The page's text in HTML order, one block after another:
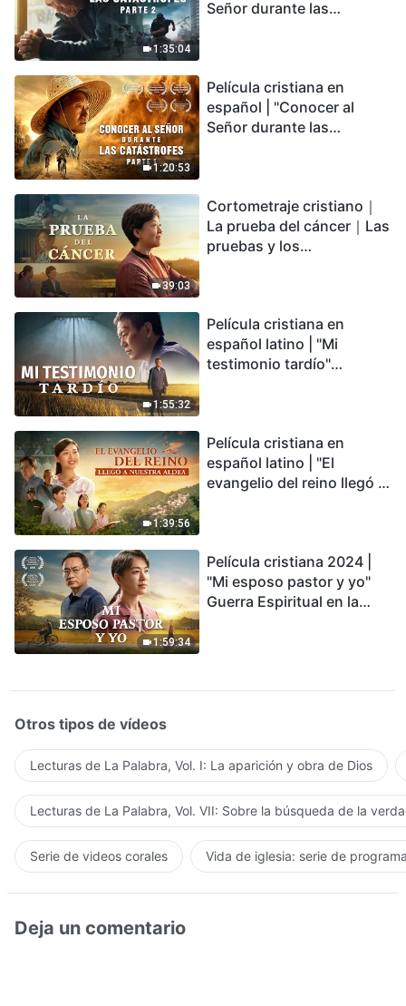
1:35:04
Señor durante las
podemos sobrevivir?
1:20:53
Película cristiana en
español | "Conocer al
Señor durante las
encontrarás refugio?
39:03
Cortometraje cristiano｜
La prueba del cáncer｜Las
pruebas y los
1:55:32
Película cristiana en
español latino | "Mi
testimonio tardío"
conmovedor
1:39:56
Película cristiana en
español latino | "El
evangelio del reino llegó a
1:59:34
Película cristiana 2024 |
"Mi esposo pastor y yo"
Guerra Espiritual en la
Otros tipos de vídeos
Lecturas de La Palabra, Vol. I: La aparición y obra de Dios
Lecturas de La Palabra, Vol. VII: Sobre la búsqueda de la
Serie de videos corales Vida de iglesia: serie de
Deja un comentario